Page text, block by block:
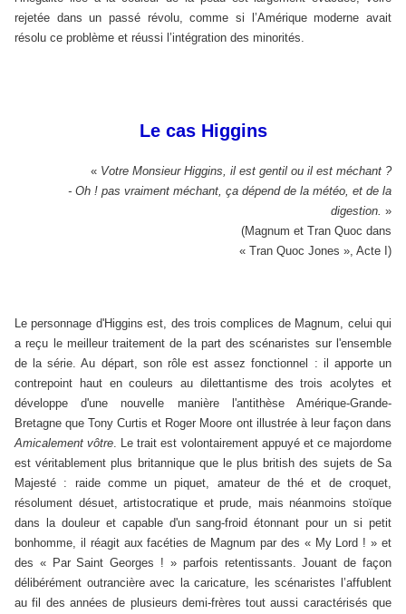
rejetée dans un passé révolu, comme si l’Amérique moderne avait
résolu ce problème et réussi l’intégration des minorités.
Le cas Higgins
« Votre Monsieur Higgins, il est gentil ou il est méchant ?
- Oh ! pas vraiment méchant, ça dépend de la météo, et de la
digestion. »
(Magnum et Tran Quoc dans
« Tran Quoc Jones », Acte I)
Le personnage d'Higgins est, des trois complices de Magnum, celui qui
a reçu le meilleur traitement de la part des scénaristes sur l'ensemble
de la série. Au départ, son rôle est assez fonctionnel : il apporte un
contrepoint haut en couleurs au dilettantisme des trois acolytes et
développe d'une nouvelle manière l'antithèse Amérique-Grande-
Bretagne que Tony Curtis et Roger Moore ont illustrée à leur façon dans
Amicalement vôtre . Le trait est volontairement appuyé et ce majordome
est véritablement plus britannique que le plus british des sujets de Sa
Majesté : raide comme un piquet, amateur de thé et de croquet,
résolument désuet, artistocratique et prude, mais néanmoins stoïque
dans la douleur et capable d'un sang-froid étonnant pour un si petit
bonhomme, il réagit aux facéties de Magnum par des « My Lord ! » et
des « Par Saint Georges ! » parfois retentissants. Jouant de façon
délibérément outrancière avec la caricature, les scénaristes l’affublent
au fil des années de plusieurs demi-frères tout aussi caractérisés que